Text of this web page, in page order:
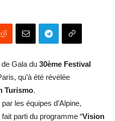
Gala du 30ème Festival
qu’à été révélée
Turismo.
les équipes d’Alpine,
fait parti du programme “Vision